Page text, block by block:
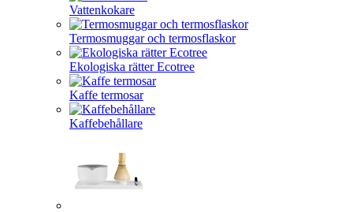
Vattenkokare
Termosmuggar och termosflaskor
Ekologiska rätter Ecotree
Kaffe termosar
Kaffebehållare